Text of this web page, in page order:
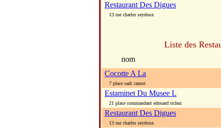
Restaurant Des Digues
13 rue charles seydoux
Liste des
nom
Cocotte A La
7 place sadi carnot
Estaminet Du Musee L
21 place commandant edouard richez
Restaurant Des Digues
13 rue charles seydoux